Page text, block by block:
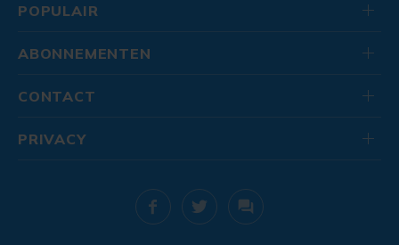
POPULAIR
ABONNEMENTEN
CONTACT
PRIVACY